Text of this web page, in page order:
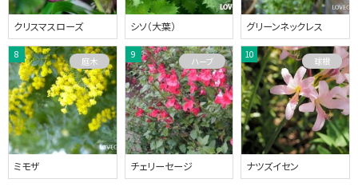
クリスマスローズ シソ（大葉） グリーンネックレス
ミモザ
庭木
チェリーセージ
ハーブ
ナツズイセン
球根